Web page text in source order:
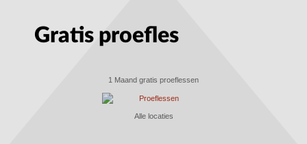
Gratis proefles
1 Maand gratis proeflessen
Alle locaties